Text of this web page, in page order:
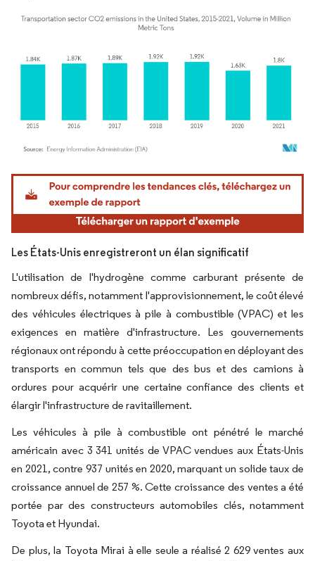
Image © Mordor Intelligence. La réutilisation nécessite une attribution sous CC BY
Les États-Unis enregistreront un élan significatif
L'utilisation de l'hydrogène comme carburant présente de
nombreux défis, notamment l'approvisionnement, le coût élevé
des véhicules électriques à pile à combustible (VPAC) et les
exigences en matière d'infrastructure. Les gouvernements
régionaux ont répondu à cette préoccupation en déployant des
transports en commun tels que des bus et des camions à
ordures pour acquérir une certaine confiance des clients et
élargir l'infrastructure de ravitaillement.
Les véhicules à pile à combustible ont pénétré le marché
américain avec 3 341 unités de VPAC vendues aux États-Unis
en 2021, contre 937 unités en 2020, marquant un solide taux de
croissance annuel de 257 %. Cette croissance des ventes a été
portée par des constructeurs automobiles clés, notamment
Toyota et Hyundai.
De plus, la Toyota Mirai à elle seule a réalisé 2 629 ventes aux